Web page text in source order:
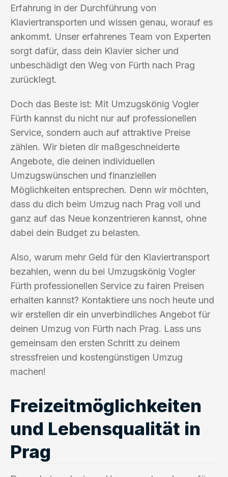
Erfahrung in der Durchführung von
Klaviertransporten und wissen genau, worauf es
ankommt. Unser erfahrenes Team von Experten
sorgt dafür, dass dein Klavier sicher und
unbeschädigt den Weg von Fürth nach Prag
zurücklegt.
Doch das Beste ist: Mit Umzugskönig Vogler
Fürth kannst du nicht nur auf professionellen
Service, sondern auch auf attraktive Preise
zählen. Wir bieten dir maßgeschneiderte
Angebote, die deinen individuellen
Umzugswünschen und finanziellen
Möglichkeiten entsprechen. Denn wir möchten,
dass du dich beim Umzug nach Prag voll und
ganz auf das Neue konzentrieren kannst, ohne
dabei dein Budget zu belasten.
Also, warum mehr Geld für den Klaviertransport
bezahlen, wenn du bei Umzugskönig Vogler
Fürth professionellen Service zu fairen Preisen
erhalten kannst? Kontaktiere uns noch heute und
wir erstellen dir ein unverbindliches Angebot für
deinen Umzug von Fürth nach Prag. Lass uns
gemeinsam den ersten Schritt zu deinem
stressfreien und kostengünstigen Umzug
machen!
Freizeitmöglichkeiten
und Lebensqualität in
Prag